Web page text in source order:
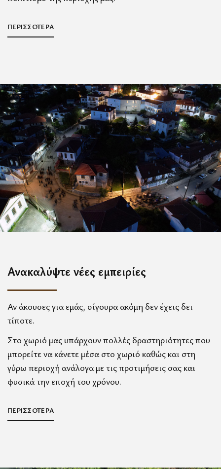
ΠΕΡΙΣΣΟΤΕΡΑ
Ανακαλύψτε νέες εμπειρίες
Αν άκουσες για εμάς, σίγουρα ακόμη δεν έχεις δει
τίποτε.
Στο χωριό μας υπάρχουν πολλές δραστηριότητες που
μπορείτε να κάνετε μέσα στο χωριό καθώς και στη
γύρω περιοχή ανάλογα με τις προτιμήσεις σας και
φυσικά την εποχή του χρόνου.
ΠΕΡΙΣΣΟΤΕΡΑ